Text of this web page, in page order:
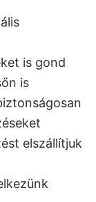
is gond
is
elszállítjuk